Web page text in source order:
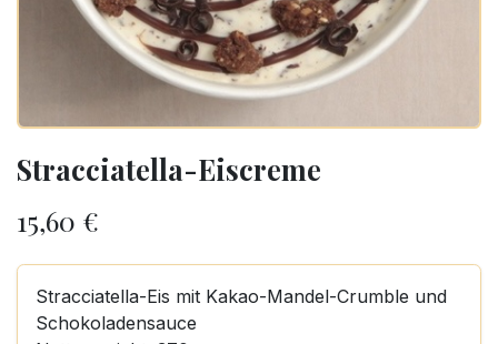
Stracciatella-Eiscreme
15,60 €
Stracciatella-Eis mit Kakao-Mandel-Crumble und
Schokoladensauce